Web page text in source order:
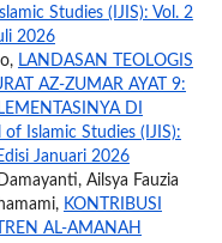
Studies (IJIS): Vol. 2
2026
LANDASAN TEOLOGIS
AZ-ZUMAR AYAT 9:
DI
of Islamic Studies (IJIS):
Januari 2026
Ailsya Fauzia
KONTRIBUSI
AL-AMANAH